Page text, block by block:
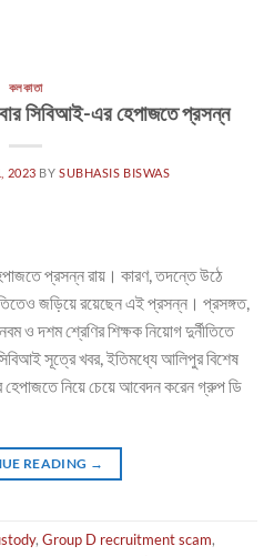
কলকাতা
সিবিআই-এর হেপাজতে প্রসন্ন
2023 BYSUBHASIS BISWAS
প্রসন্ন রায়। কারণ, তদন্তে উঠে
জড়িয়ে রয়েছেন এই প্রসন্ন। প্রসঙ্গত,
ও দশম শ্রেণির শিক্ষক নিয়োগ দুর্নীতিতে
সূত্রে খবর, ইতিমধ্যে আলিপুর বিশেষ
নিয়ে চেয়ে আবেদন করেন গ্রুপ ডি
READING →
, Group D recruitment scam,